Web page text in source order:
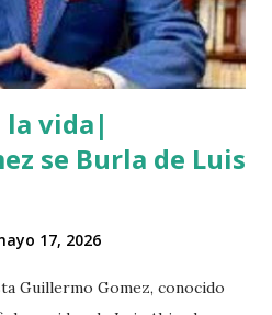
la vida|
se Burla de Luis
17, 2026
Guillermo Gomez, conocido